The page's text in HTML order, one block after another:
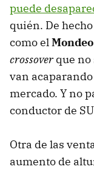
puede
quién. De
como elMondeo
crossoverque no
van
mercado. Y no
conductor de
Otra de las
aumento de